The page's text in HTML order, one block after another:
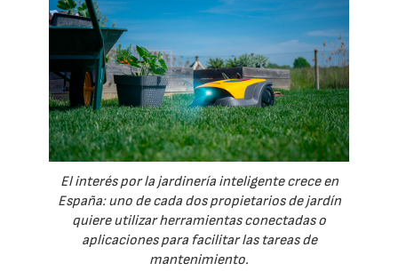
El interés por la jardinería inteligente crece en
España: uno de cada dos propietarios de jardín
quiere utilizar herramientas conectadas o
aplicaciones para facilitar las tareas de
mantenimiento.